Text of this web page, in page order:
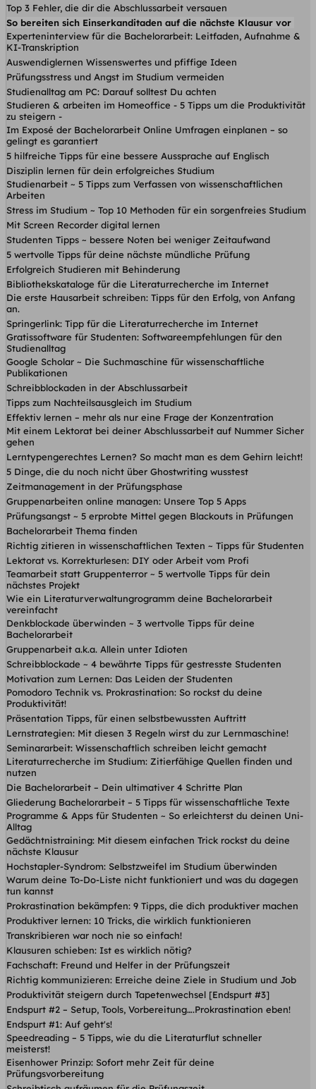
Top 3 Fehler, die dir die Abschlussarbeit versauen
So bereiten sich Einserkanditaden auf die nächste Klausur vor
Experteninterview für die Bachelorarbeit: Leitfaden, Aufnahme &
KI-Transkription
Auswendiglernen Wissenswertes und pfiffige Ideen
Prüfungsstress und Angst im Studium vermeiden
Studienalltag am PC: Darauf solltest Du achten
Studieren & arbeiten im Homeoffice - 5 Tipps um die Produktivität
zu steigern -
Im Exposé der Bachelorarbeit Online Umfragen einplanen – so
gelingt es garantiert
5 hilfreiche Tipps für eine bessere Aussprache auf Englisch
Disziplin lernen für dein erfolgreiches Studium
Studienarbeit ~ 5 Tipps zum Verfassen von wissenschaftlichen
Arbeiten
Stress im Studium ~ Top 10 Methoden für ein sorgenfreies Studium
Mit Screen Recorder digital lernen
Studenten Tipps ~ bessere Noten bei weniger Zeitaufwand
5 wertvolle Tipps für deine nächste mündliche Prüfung
Erfolgreich Studieren mit Behinderung
Bibliothekskataloge für die Literaturrecherche im Internet
Die erste Hausarbeit schreiben: Tipps für den Erfolg, von Anfang
an.
Springerlink: Tipp für die Literaturrecherche im Internet
Gratissoftware für Studenten: Softwareempfehlungen für den
Studienalltag
Google Scholar ~ Die Suchmaschine für wissenschaftliche
Publikationen
Schreibblockaden in der Abschlussarbeit
Tipps zum Nachteilsausgleich im Studium
Effektiv lernen – mehr als nur eine Frage der Konzentration
Mit einem Lektorat bei deiner Abschlussarbeit auf Nummer Sicher
gehen
Lerntypengerechtes Lernen? So macht man es dem Gehirn leicht!
5 Dinge, die du noch nicht über Ghostwriting wusstest
Zeitmanagement in der Prüfungsphase
Gruppenarbeiten online managen: Unsere Top 5 Apps
Prüfungsangst ~ 5 erprobte Mittel gegen Blackouts in Prüfungen
Bachelorarbeit Thema finden
Richtig zitieren in wissenschaftlichen Texten ~ Tipps für Studenten
Lektorat vs. Korrekturlesen: DIY oder Arbeit vom Profi
Teamarbeit statt Gruppenterror ~ 5 wertvolle Tipps für dein
nächstes Projekt
Wie ein Literaturverwaltungrogramm deine Bachelorarbeit
vereinfacht
Denkblockade überwinden ~ 3 wertvolle Tipps für deine
Bachelorarbeit
Gruppenarbeit a.k.a. Allein unter Idioten
Schreibblockade ~ 4 bewährte Tipps für gestresste Studenten
Motivation zum Lernen: Das Leiden der Studenten
Pomodoro Technik vs. Prokrastination: So rockst du deine
Produktivität!
Präsentation Tipps, für einen selbstbewussten Auftritt
Lernstrategien: Mit diesen 3 Regeln wirst du zur Lernmaschine!
Seminararbeit: Wissenschaftlich schreiben leicht gemacht
Literaturrecherche im Studium: Zitierfähige Quellen finden und
nutzen
Die Bachelorarbeit – Dein ultimativer 4 Schritte Plan
Gliederung Bachelorarbeit – 5 Tipps für wissenschaftliche Texte
Programme & Apps für Studenten ~ So erleichterst du deinen Uni-
Alltag
Gedächtnistraining: Mit diesem einfachen Trick rockst du deine
nächste Klausur
Hochstapler-Syndrom: Selbstzweifel im Studium überwinden
Warum deine To-Do-Liste nicht funktioniert und was du dagegen
tun kannst
Prokrastination bekämpfen: 9 Tipps, die dich produktiver machen
Produktiver lernen: 10 Tricks, die wirklich funktionieren
Transkribieren war noch nie so einfach!
Klausuren schieben: Ist es wirklich nötig?
Fachschaft: Freund und Helfer in der Prüfungszeit
Richtig kommunizieren: Erreiche deine Ziele in Studium und Job
Produktivität steigern durch Tapetenwechsel [Endspurt #3]
Endspurt #2 – Setup, Tools, Vorbereitung….Prokrastination eben!
Endspurt #1: Auf geht's!
Speedreading – 5 Tipps, wie du die Literaturflut schneller
meisterst!
Eisenhower Prinzip: Sofort mehr Zeit für deine
Prüfungsvorbereitung